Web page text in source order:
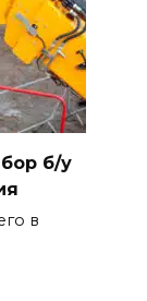
б/у
в